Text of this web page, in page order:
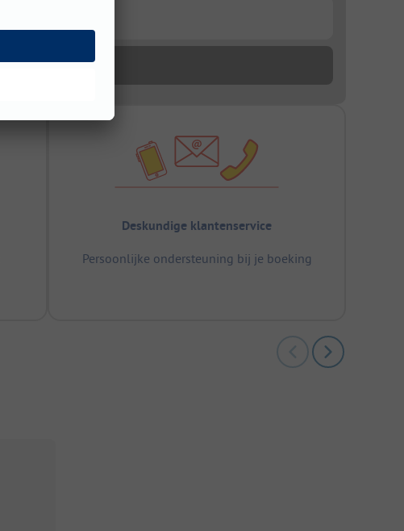
Deskundige klantenservice
Persoonlijke ondersteuning bij je boeking